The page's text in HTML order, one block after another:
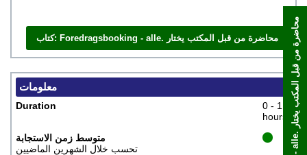
م
ر كتاب: Foredragsbooking - alle. محاضرة من قبل المكتب يختار
معلومات
Duration
0 - 1
hours
متوسط ​​زمن الاستجابة
تحسب خلال الشهرين الماضيين
احجز الآن